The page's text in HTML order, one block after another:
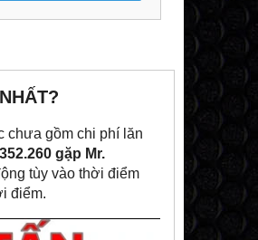
chưa gồm chi phí lăn
gặp Mr.
tùy vào thời điểm
điểm.